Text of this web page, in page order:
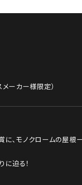
ーカー様限定）
に、モノクロームの屋
迫る！